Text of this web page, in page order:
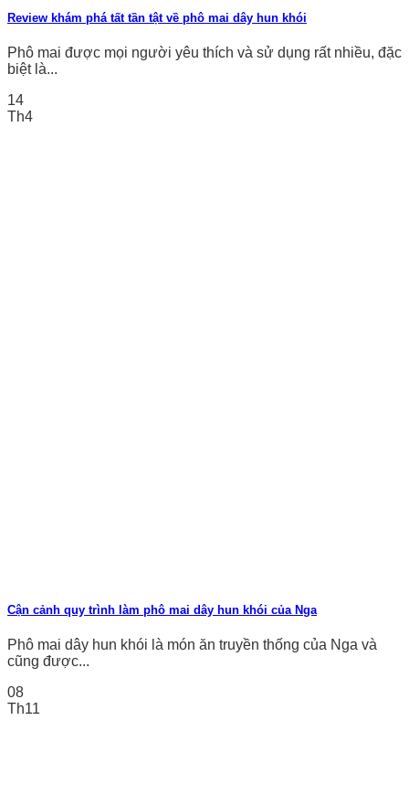
Review khám phá tất tần tật về phô mai dây hun khói
Phô mai được mọi người yêu thích và sử dụng rất nhiều, đặc
biệt là...
14
Th4
Cận cảnh quy trình làm phô mai dây hun khói của Nga
Phô mai dây hun khói là món ăn truyền thống của Nga và
cũng được...
08
Th11